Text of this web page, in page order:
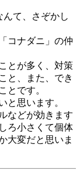
て、さぞかし
コナダニ」の仲
とが多く、対策
と、また、でき
とです。
思います。
などが効きます
ろ小さくて個体
大変だと思いま